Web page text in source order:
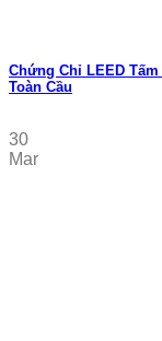
Chứng Chỉ LEED
Toàn Cầu
30
Mar